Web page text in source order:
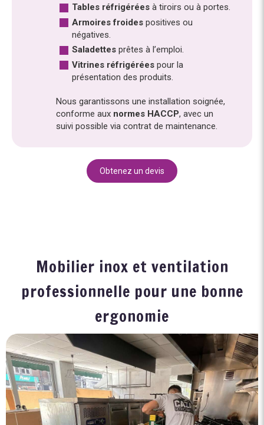
Tables réfrigérées à tiroirs ou à portes.
Armoires froides positives ou
négatives.
Saladettes prêtes à l’emploi.
Vitrines réfrigérées pour la
présentation des produits.
Nous garantissons une installation soignée,
conforme aux normes HACCP, avec un
suivi possible via contrat de maintenance.
Obtenez un devis
Mobilier inox et ventilation
professionnelle pour une bonne
ergonomie